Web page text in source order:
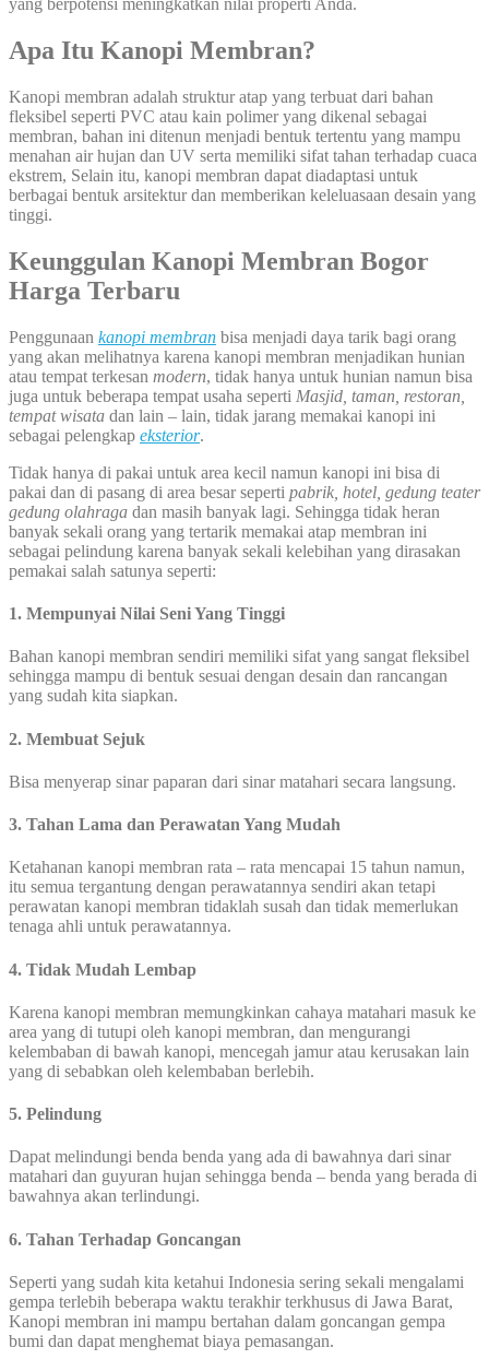
yang berpotensi meningkatkan nilai properti Anda.
Apa Itu Kanopi Membran?
Kanopi membran adalah struktur atap yang terbuat dari bahan
fleksibel seperti PVC atau kain polimer yang dikenal sebagai
membran, bahan ini ditenun menjadi bentuk tertentu yang mampu
menahan air hujan dan UV serta memiliki sifat tahan terhadap cuaca
ekstrem, Selain itu, kanopi membran dapat diadaptasi untuk
berbagai bentuk arsitektur dan memberikan keleluasaan desain yang
tinggi.
Keunggulan Kanopi Membran Bogor
Harga Terbaru
Penggunaan kanopi membran bisa menjadi daya tarik bagi orang
yang akan melihatnya karena kanopi membran menjadikan hunian
atau tempat terkesan modern, tidak hanya untuk hunian namun bisa
juga untuk beberapa tempat usaha seperti Masjid, taman, restoran,
tempat wisata dan lain – lain, tidak jarang memakai kanopi ini
sebagai pelengkap eksterior.
Tidak hanya di pakai untuk area kecil namun kanopi ini bisa di
pakai dan di pasang di area besar seperti pabrik, hotel, gedung teater
gedung olahraga dan masih banyak lagi. Sehingga tidak heran
banyak sekali orang yang tertarik memakai atap membran ini
sebagai pelindung karena banyak sekali kelebihan yang dirasakan
pemakai salah satunya seperti:
1. Mempunyai Nilai Seni Yang Tinggi
Bahan kanopi membran sendiri memiliki sifat yang sangat fleksibel
sehingga mampu di bentuk sesuai dengan desain dan rancangan
yang sudah kita siapkan.
2. Membuat Sejuk
Bisa menyerap sinar paparan dari sinar matahari secara langsung.
3. Tahan Lama dan Perawatan Yang Mudah
Ketahanan kanopi membran rata – rata mencapai 15 tahun namun,
itu semua tergantung dengan perawatannya sendiri akan tetapi
perawatan kanopi membran tidaklah susah dan tidak memerlukan
tenaga ahli untuk perawatannya.
4. Tidak Mudah Lembap
Karena kanopi membran memungkinkan cahaya matahari masuk ke
area yang di tutupi oleh kanopi membran, dan mengurangi
kelembaban di bawah kanopi, mencegah jamur atau kerusakan lain
yang di sebabkan oleh kelembaban berlebih.
5. Pelindung
Dapat melindungi benda benda yang ada di bawahnya dari sinar
matahari dan guyuran hujan sehingga benda – benda yang berada di
bawahnya akan terlindungi.
6. Tahan Terhadap Goncangan
Seperti yang sudah kita ketahui Indonesia sering sekali mengalami
gempa terlebih beberapa waktu terakhir terkhusus di Jawa Barat,
Kanopi membran ini mampu bertahan dalam goncangan gempa
bumi dan dapat menghemat biaya pemasangan.